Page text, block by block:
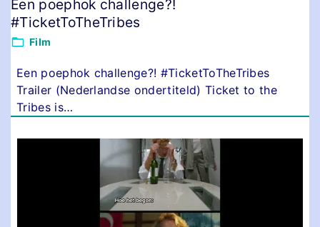
Een poephok challenge?!
#TicketToTheTribes
Film
Een poephok challenge?! #TicketToTheTribes
Trailer (Nederlandse ondertiteld) Ticket to the
Tribes is…